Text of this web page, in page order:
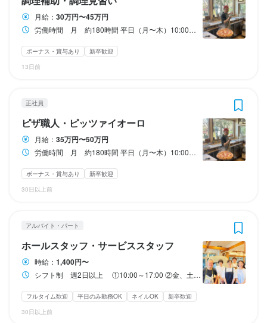
月給： 30万円〜45万円
労働時間 月 約180時間 平日（月〜木）10:00～17:00 金、土、日、祝日10:00〜22:00（実働11h・休憩１h）
ボーナス・賞与あり
新卒歓迎
13日前
正社員
ピザ職人・ピッツァイオーロ
月給： 35万円〜50万円
労働時間 月 約180時間 平日（月〜木）10:00～17:00 金、土、日、祝日10:00〜22:00（実働11h・休憩１h）
ボーナス・賞与あり
新卒歓迎
30日以上前
アルバイト・パート
ホールスタッフ・サービススタッフ
時給： 1,400円〜
シフト制 週2日以上 ①10:00～17:00 ②金、土、日、祝日10:00〜22:00（実働11h・休憩１h）
フルタイム歓迎 平日のみ勤務OK ネイルOK
新卒歓迎
30日以上前
❷週1休み(月約210時間)
ホール、キッチン業務、ピッツァの仕込み、インパスト(生地の製
ァを作ることの出来る能力)に加え店舗運営全般を行う者
法定時間外勤務、休日勤務、深夜勤務については、下記の割合率
で別途賃金を支給する。
①法定時間外勤務：25パーセント
③深　夜　勤　務：22時から５時　25パーセント
※提示額は、各種手当、残業代等を含んだ総支給額一年分の平均額
です。
収入例
入社1年目・マネージャーピッツァイオーロ・年収５４０万円（月
給４５万円）
❷週1休み(月約210時間)
①見習い、ピッツァイオーロ補助  ❶ ３０万〜 ❷3４.5万〜
(ホール、キッチン業務、キッチン、ピッツァの仕込み、ピッツァ
②フォルナイオ　　❶３２万〜 ❷3６.5万〜
(①に加え、一度に3枚以上のピッツァの焼成を行うことの出来る
能力を有する者)
③ピッツァイオーロ　❶3５万〜 ❷４０万〜
(②に加え、インパスト(生地の製造)また、一度に3枚以上のピッツ
ァの成形、トッピング、焼成を6分以内(1時間に1人で30枚のピッ
ツァを作ることの出来る能力を有する者)
で別途賃金を支給する。
①法定時間外勤務：25パーセント
②休　日　勤　務：法定休日　35パーセント
③深　夜　勤　務：22時から５時　25パーセント
年次有給休暇については、法定通り付与する。
その他、人員不足手当、大入り手当、ポイント昇給などの制度あ
り。
❷週1休み(月約210時間)
(ホール、キッチン、ピッツェリア業務に加え、インパスト(生地の
製造)また、一度に3枚以上のピッツァの成形、トッピング、焼成
(①に加え、デシャップ、また、店舗運営業務の補助などを行う者)
③店長ピッツァイオーロ　　❶41万〜  ❷46万〜
法定時間外勤務、休日勤務、深夜勤務については、下記の割合率
②休　日　勤　務：法定休日　35パーセント
③深　夜　勤　務：22時から５時　25パーセント
年次有給休暇については、法定通り付与する。
その他、人員不足手当、大入り手当、ポイント昇給などの制度あ
り。
※提示額は、各種手当、残業代等を含んだ総支給額一年分の平均額
で別途賃金を支給する。
①法定時間外勤務：25パーセント
②休　日　勤　務：法定休日　35パーセント
③深　夜　勤　務：22時から５時　25パーセント
年次有給休暇については、法定通り付与する。
その日の必要人員より少ない場合(雨天などの天候不良は対象外。
タイミーは含む)
不足1人につきランチ1,400円ディナー700円をその日働いている
方に支給します。
大入り手当
予算達成率100%を超えた場合、1%につき、その10分の1の金額
を、その日働いていたスタッフで、ランチ2対ディナー1の割合で
ポイント昇給
出勤ごとに、
ランチの出勤2ポイント
ディナーの出勤1ポイント
通しの出勤3ポイント
でポイントが貯まっていきます。
100ポイント貯まると時給が10円アップします。